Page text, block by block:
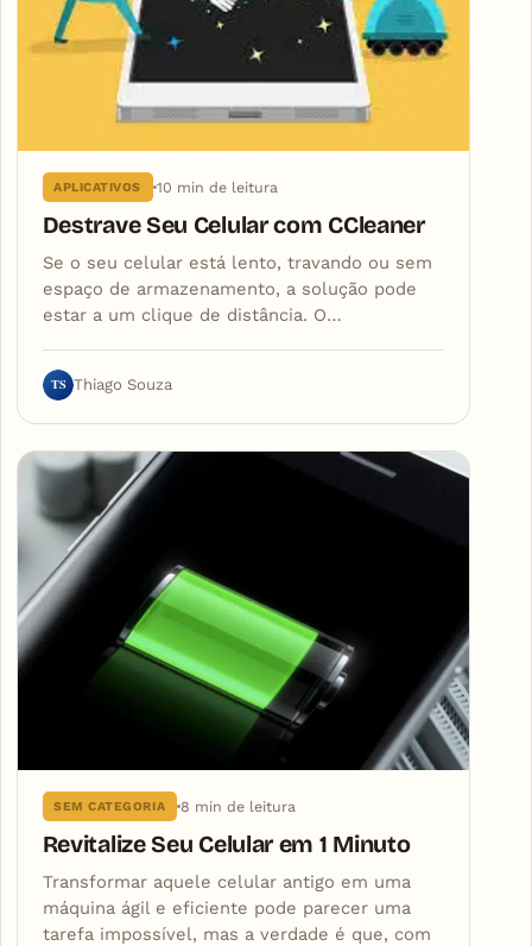
APLICATIVOS 10 min de leitura
Destrave Seu Celular com CCleaner
Se o seu celular está lento, travando ou sem
espaço de armazenamento, a solução pode
estar a um clique de distância. O…
TS Thiago Souza
SEM CATEGORIA 8 min de leitura
Revitalize Seu Celular em 1 Minuto
Transformar aquele celular antigo em uma
máquina ágil e eficiente pode parecer uma
tarefa impossível, mas a verdade é que, com